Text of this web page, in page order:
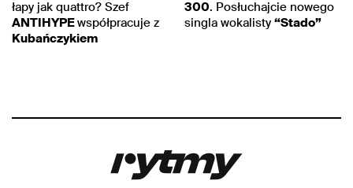
łapy jak quattro? Szef
ANTIHYPEwspółpracuje z
Kubańczykiem
300. Posłuchajcie nowego
singla wokalisty “Stado”